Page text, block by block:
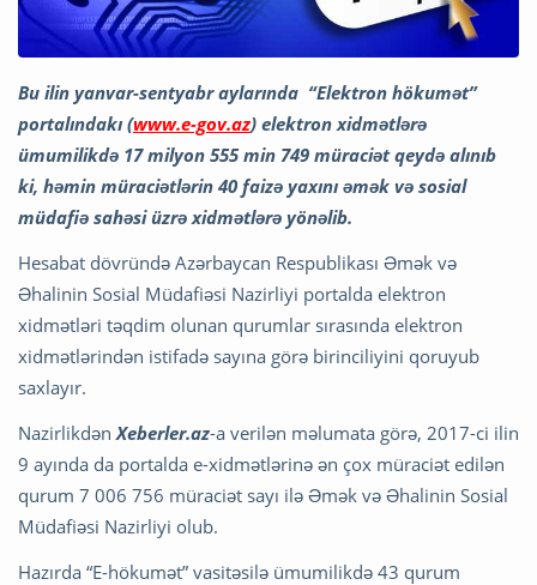
Bu ilin yanvar-sentyabr aylarında “Elektron hökumət”
portalındakı (www.e-gov.az) elektron xidmətlərə
ümumilikdə 17 milyon 555 min 749 müraciət qeydə alınıb
ki, həmin müraciətlərin 40 faizə yaxını əmək və sosial
müdafiə sahəsi üzrə xidmətlərə yönəlib.
Hesabat dövründə Azərbaycan Respublikası Əmək və
Əhalinin Sosial Müdafiəsi Nazirliyi portalda elektron
xidmətləri təqdim olunan qurumlar sırasında elektron
xidmətlərindən istifadə sayına görə birinciliyini qoruyub
saxlayır.
Nazirlikdən Xeberler.az-a verilən məlumata görə, 2017-ci ilin
9 ayında da portalda e-xidmətlərinə ən çox müraciət edilən
qurum 7 006 756 müraciət sayı ilə Əmək və Əhalinin Sosial
Müdafiəsi Nazirliyi olub.
Hazırda “E-hökumət” vasitəsilə ümumilikdə 43 qurum